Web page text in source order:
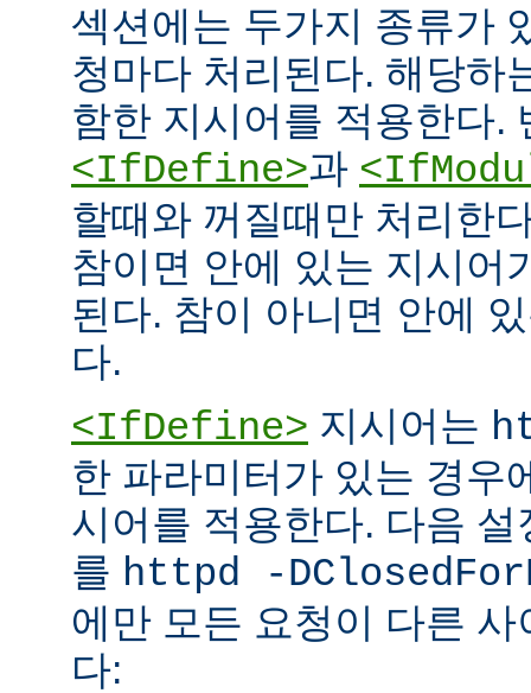
섹션에는 두가지 종류가
청마다 처리된다. 해당하
함한 지시어를 적용한다.
<IfDefine>과
할때와 꺼질때만 처리한
참이면 안에 있는 지시어
된다. 참이 아니면 안에
다.
<IfDefine> 지시어는
한 파라미터가 있는 경우
시어를 적용한다. 다음
를 httpd -
에만 모든 요청이 다른
다: